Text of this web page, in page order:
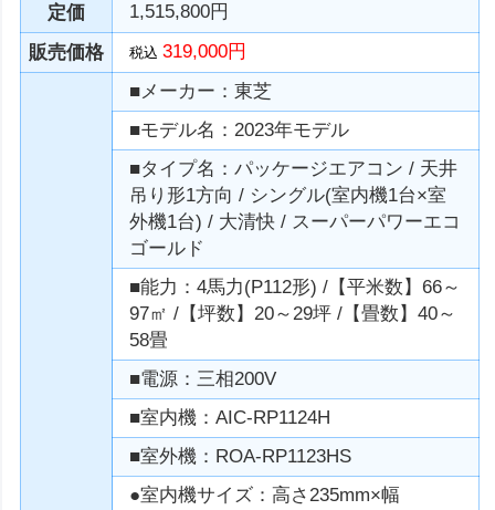
定価
1,515,800円
販売価格
税込319,000円
■メーカー：東芝
■モデル名：2023年モデル
■タイプ名：パッケージエアコン / 天井
吊り形1方向 / シングル(室内機1台×室
外機1台) / 大清快 / スーパーパワーエコ
ゴールド
■能力：4馬力(P112形) /【平米数】66～
97㎡ /【坪数】20～29坪 /【畳数】40～
58畳
■電源：三相200V
■室内機：AIC-RP1124H
■室外機：ROA-RP1123HS
●室内機サイズ：高さ235mm×幅